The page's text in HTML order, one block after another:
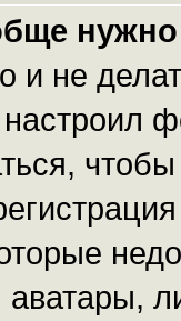
нужно
и не
настроил
аватары,